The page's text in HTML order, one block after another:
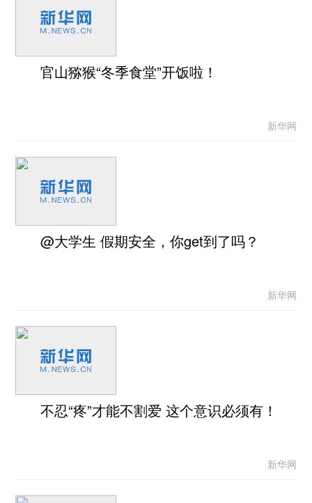
官山猕猴“冬季食堂”开饭啦！
新华网
@大学生 假期安全，你get到了吗？
新华网
不忍“疼”才能不割爱 这个意识必须有！
新华网